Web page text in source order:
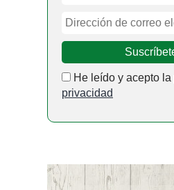
He leído y acepto la
privacidad